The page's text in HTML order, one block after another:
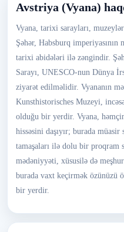
Avstriya (Vyana)
Vyana, tarixi sarayları,
Şəhər, Habsburq
tarixi abidələri ilə zəngindir.
Sarayı, UNESCO-nun Dünya
ziyarət edilməlidir. Vyananın
Kunsthistorisches Muzeyi,
olduğu bir yerdir. Vyana,
hissəsini daşıyır; burada
tamaşaları ilə dolu bir proqram
mədəniyyəti, xüsusilə də
burada vaxt keçirmək özünüzü
bir yerdir.